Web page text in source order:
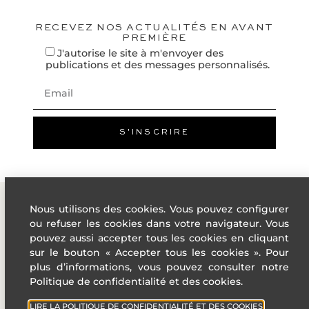
A
B
C
E
Année de
Montant annuel
bas :
nc
Montant annuel
haut :
nc
Taxe foncière : 6 131 €
RECEVEZ NOS ACTUALITÉS EN AVANT
PREMIÈRE
J'autorise le site à m'envoyer des
publications et des messages personnalisés.
S'INSCRIRE
ADRESSE
4 Rue des
États-Unis,
06400
LIENS
UTILES
Villes de
Nous utilisons des cookies. Vous pouvez configurer
ou refuser les cookies dans votre navigateur. Vous
pouvez aussi accepter tous les cookies en cliquant
sur le bouton « Accepter tous les cookies ». Pour
plus d’informations, vous pouvez consulter notre
Politique de confidentialité et des cookies.
LIRE LA POLITIQUE DE CONFIDENTIALITÉ ET DES COOKIES